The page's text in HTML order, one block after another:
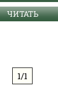
ЧИТАТЬ
1/1